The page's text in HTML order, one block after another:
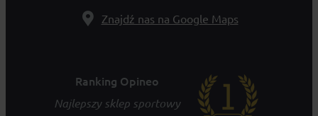
Znajdź nas na Google Maps
Ranking Opineo
Najlepszy sklep sportowy